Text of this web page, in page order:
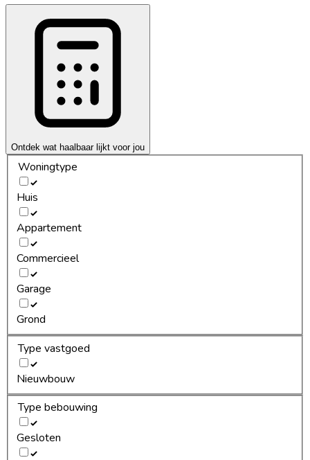
Ontdek wat haalbaar lijkt voor jou
Woningtype
Huis
Appartement
Commercieel
Garage
Grond
Type vastgoed
Nieuwbouw
Type bebouwing
Gesloten